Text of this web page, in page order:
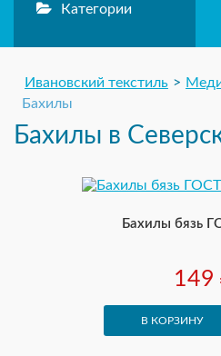
Категории
Ивановский текстиль
Бахилы
Бахилы в
Бахилы бязь
149
В КОРЗИНУ